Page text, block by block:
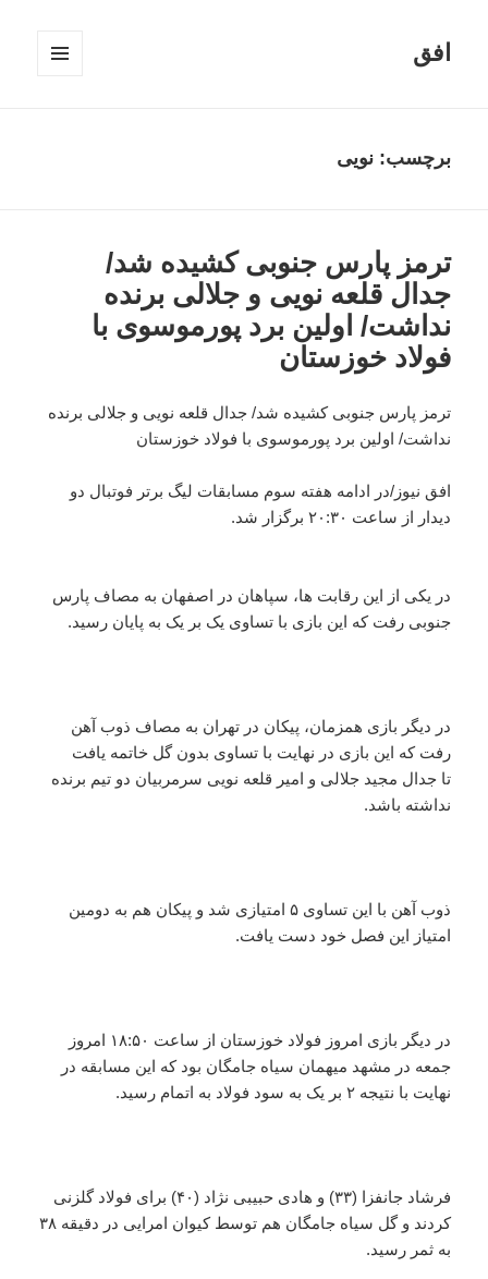
افق
برچسب:نویی
ترمز پارس جنوبی کشیده شد/
جدال قلعه نویی و جلالی برنده
نداشت/ اولین برد پورموسوی با
فولاد خوزستان
ترمز پارس جنوبی کشیده شد/ جدال قلعه نویی و جلالی برنده
نداشت/ اولین برد پورموسوی با فولاد خوزستان
افق نیوز/در ادامه هفته سوم مسابقات لیگ برتر فوتبال دو
دیدار از ساعت ۲۰:۳۰ برگزار شد.
در یکی از این رقابت ها، سپاهان در اصفهان به مصاف پارس
جنوبی رفت که این بازی با تساوی یک بر یک به پایان رسید.
در دیگر بازی همزمان، پیکان در تهران به مصاف ذوب آهن
رفت که این بازی در نهایت با تساوی بدون گل خاتمه یافت
تا جدال مجید جلالی و امیر قلعه نویی سرمربیان دو تیم برنده
نداشته باشد.
ذوب آهن با این تساوی ۵ امتیازی شد و پیکان هم به دومین
امتیاز این فصل خود دست یافت.
در دیگر بازی امروز فولاد خوزستان از ساعت ۱۸:۵۰ امروز
جمعه در مشهد میهمان سیاه جامگان بود که این مسابقه در
نهایت با نتیجه ۲ بر یک به سود فولاد به اتمام رسید.
فرشاد جانفزا (۳۳) و هادی حبیبی نژاد (۴۰) برای فولاد گلزنی
کردند و گل سیاه جامگان هم توسط کیوان امرایی در دقیقه ۳۸
به ثمر رسید.